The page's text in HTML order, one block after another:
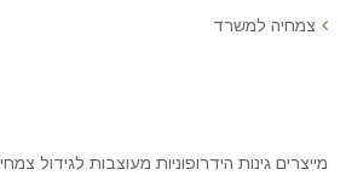
צמחיה למשרד
מייצרים גינות הידרופוניות מעוצבות לגידול